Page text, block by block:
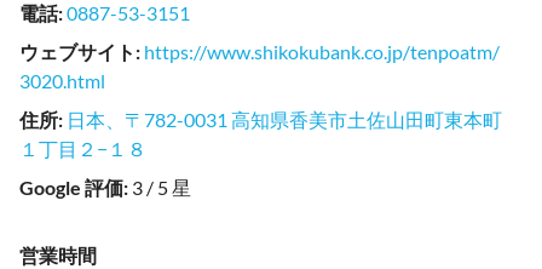
電話:0887-53-3151
ウェブサイト : https://www.shikokubank.co.jp/tenpoatm/
3020.html
住所: 日本、〒782-0031 高知県香美市土佐山田町東本町
１丁目２−１８
Google 評価: 3 / 5 星
営業時間